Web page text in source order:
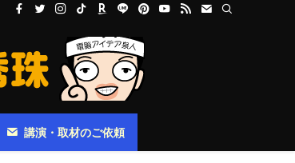
講演・取材のご依頼